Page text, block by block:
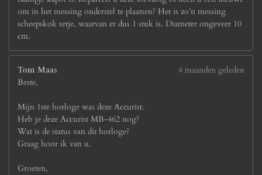
om in het messing onderstel te plaatsen? Het is zo’n messing
scheepskok setje, waarvan er dus 1 stuk is. Diameter ongeveer 10
cm.
Tom Maas
4 maanden geleden
Beste,
Mijn 1ste horloge was deze Accurist.
Heb je deze Accurist MB-462 nog?
Wat is de status van dit horloge?
Graag hoor ik van u.
Groeten,